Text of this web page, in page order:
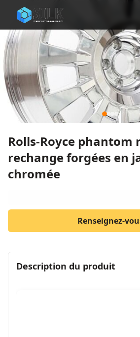
Rolls-Royce phantom
rechange forgées en
chromée
Renseignez-
Description du produit